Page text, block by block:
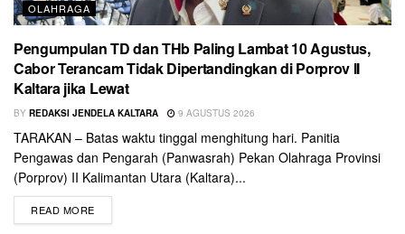
OLAHRAGA
Pengumpulan TD dan THb Paling Lambat 10 Agustus,
Cabor Terancam Tidak Dipertandingkan di Porprov II
Kaltara jika Lewat
BY REDAKSI JENDELA KALTARA 9 AGUSTUS 2026
TARAKAN – Batas waktu tinggal menghitung hari. Panitia
Pengawas dan Pengarah (Panwasrah) Pekan Olahraga Provinsi
(Porprov) II Kalimantan Utara (Kaltara)...
READ MORE